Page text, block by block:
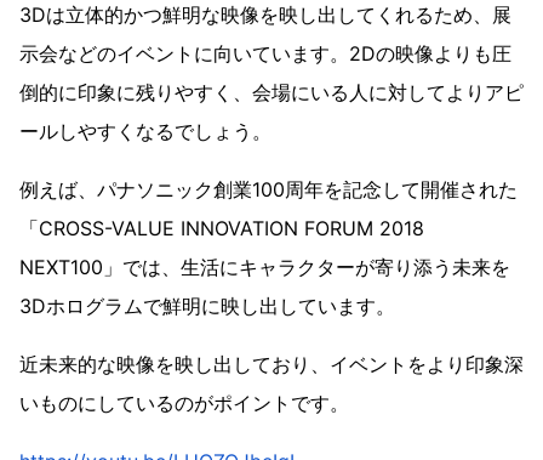
3Dは立体的かつ鮮明な映像を映し出してくれるため、展
示会などのイベントに向いています。2Dの映像よりも圧
倒的に印象に残りやすく、会場にいる人に対してよりアピ
ールしやすくなるでしょう。
例えば、パナソニック創業100周年を記念して開催された
「CROSS-VALUE INNOVATION FORUM 2018
NEXT100」では、生活にキャラクターが寄り添う未来を
3Dホログラムで鮮明に映し出しています。
近未来的な映像を映し出しており、イベントをより印象深
いものにしているのがポイントです。